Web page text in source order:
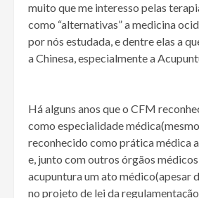
muito que me interesso pelas
como “alternativas” a medicina
por nós estudada, e dentre elas a
a Chinesa, especialmente a
Há alguns anos que o CFM
como especialidade
reconhecido como prática médica
e, junto com outros órgãos
acupuntura um ato médico(apesar
no projeto de lei da